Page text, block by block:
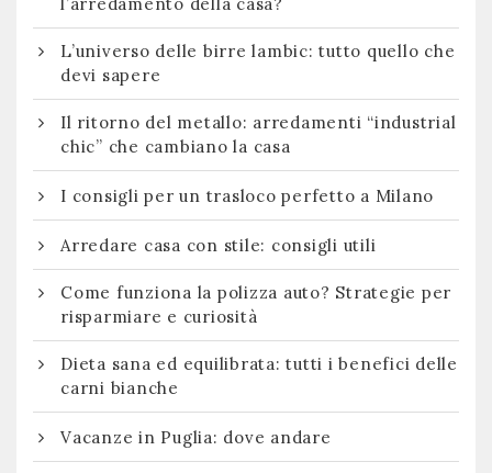
l’arredamento della casa?
L’universo delle birre lambic: tutto quello che
devi sapere
Il ritorno del metallo: arredamenti “industrial
chic” che cambiano la casa
I consigli per un trasloco perfetto a Milano
Arredare casa con stile: consigli utili
Come funziona la polizza auto? Strategie per
risparmiare e curiosità
Dieta sana ed equilibrata: tutti i benefici delle
carni bianche
Vacanze in Puglia: dove andare